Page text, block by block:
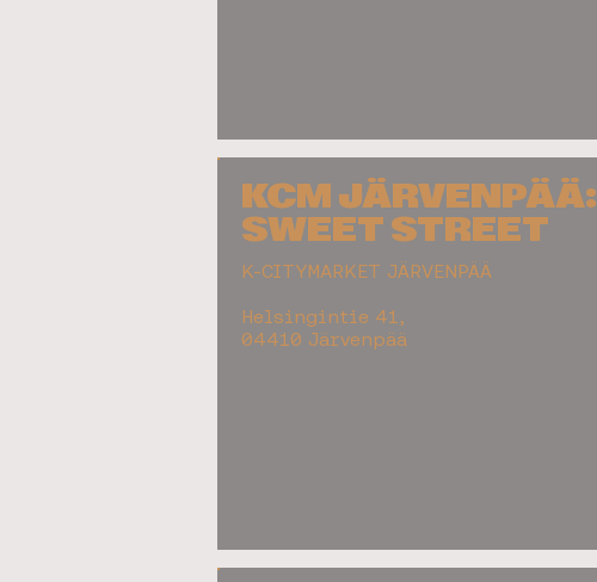
KCM JÄRVENPÄÄ:
SWEET STREET
K-CITYMARKET JÄRVENPÄÄ
Helsingintie 41,
04410 Järvenpää